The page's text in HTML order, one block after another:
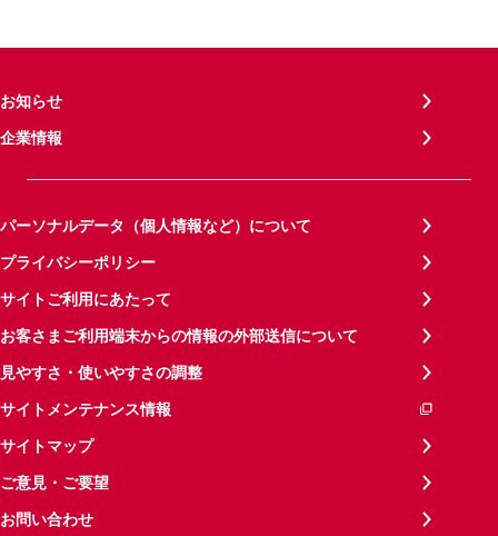
お知らせ
企業情報
パーソナルデータ（個人情報など）について
プライバシーポリシー
サイトご利用にあたって
お客さまご利用端末からの情報の外部送信について
見やすさ・使いやすさの調整
サイトメンテナンス情報
サイトマップ
ご意見・ご要望
お問い合わせ